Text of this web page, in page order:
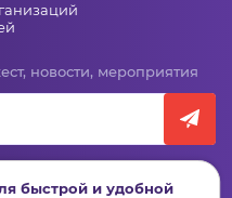
новости, мероприятия
быстрой и удобной